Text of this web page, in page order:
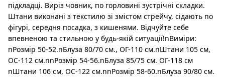
підкладці. Виріз човник, по горловині зустрічні складки.
Штани виконані з текстилю зі змістом стрейчу, сідають по
фігурі, середня посадка, з кишенями. Відчуйте себе
впевненою та стильною у будь-якій ситуації!nВиміри:
nРозмір 50-52.nБлуза 80/70 см., ОГ-110 см.nШтани 105 см,
ОС-112 см.nnРозмір 54-56.nБлуза 85/75 см. ОГ-118 см
nШтани 106 см, ОС-122 см.nnРозмір 58-60.nБлуза 90/80 см.